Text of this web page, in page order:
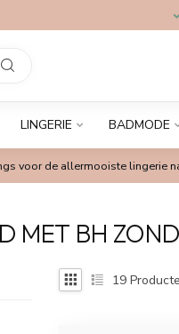
LINGERIE BADMODE
voor de allermooiste lingerie
MET BH
19